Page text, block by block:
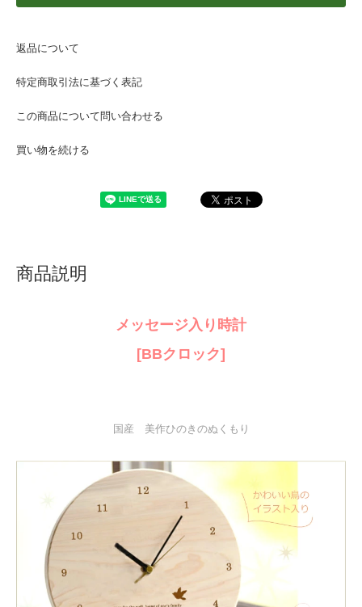
返品について
特定商取引法に基づく表記
この商品について問い合わせる
買い物を続ける
商品説明
メッセージ入り時計
[BBクロック]
国産 美作ひのきのぬくもり